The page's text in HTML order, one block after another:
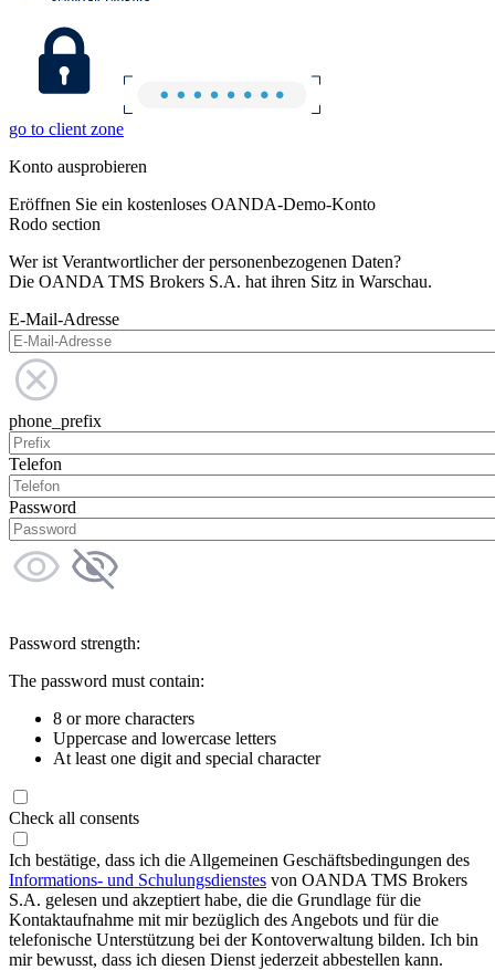
go to client zone
Konto ausprobieren
Eröffnen Sie ein kostenloses OANDA-Demo-Konto
Rodo section
Wer ist Verantwortlicher der personenbezogenen Daten?
Die OANDA TMS Brokers S.A. hat ihren Sitz in Warschau.
E-Mail-Adresse
phone_prefix
Telefon
Password
Password strength:
The password must contain:
8 or more characters
Uppercase and lowercase letters
At least one digit and special character
Check all consents
Ich bestätige, dass ich die Allgemeinen Geschäftsbedingungen des
Informations- und Schulungsdienstes von OANDA TMS Brokers
S.A. gelesen und akzeptiert habe, die die Grundlage für die
Kontaktaufnahme mit mir bezüglich des Angebots und für die
telefonische Unterstützung bei der Kontoverwaltung bilden. Ich bin
mir bewusst, dass ich diesen Dienst jederzeit abbestellen kann.